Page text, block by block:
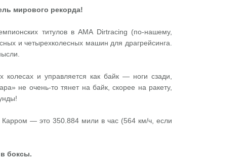
мирового рекорда!
титулов в AMA Dirtracing (по-нашему,
и четырехколесных машин для драгрейсинга.
и управляется как байк — ноги сзади,
не очень-то тянет на байк, скорее на ракету,
Карром — это 350.884 мили в час (564 км/ч, если
боксы.